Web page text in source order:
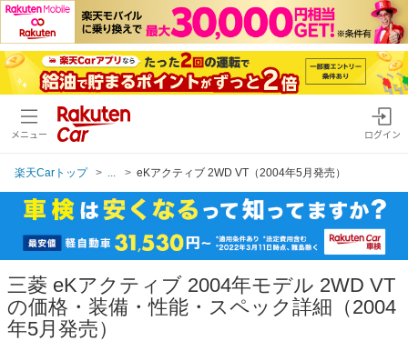
メニュー ログイン
楽天Carトップ eKアクティブ 2WD VT（2004年5月発売）
三菱 eKアクティブ 2004年モデル 2WD VT
の価格・装備・性能・スペック詳細（2004
年5月発売）